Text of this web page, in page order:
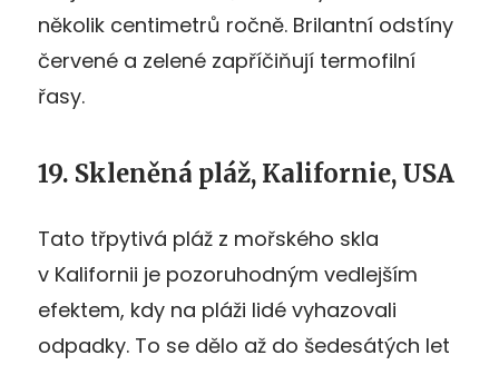
několik centimetrů ročně. Brilantní odstíny
červené a zelené zapříčiňují termofilní
řasy.
19. Skleněná pláž, Kalifornie, USA
Tato třpytivá pláž z mořského skla
v Kalifornii je pozoruhodným vedlejším
efektem, kdy na pláži lidé vyhazovali
odpadky. To se dělo až do šedesátých let